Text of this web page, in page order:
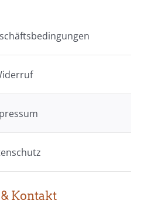
Kontakt